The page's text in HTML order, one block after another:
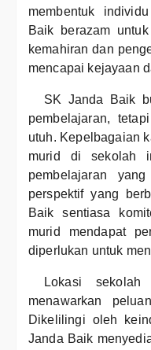
membentuk
Baik berazam
kemahiran dan
mencapai kejayaan
SK Janda Baik
pembelajaran,
utuh. Kepelbagaian
murid di sekolah
pembelajaran
perspektif yang
Baik sentiasa
murid mendapat
diperlukan untuk
Lokasi
menawarkan
Dikelilingi oleh
Janda Baik